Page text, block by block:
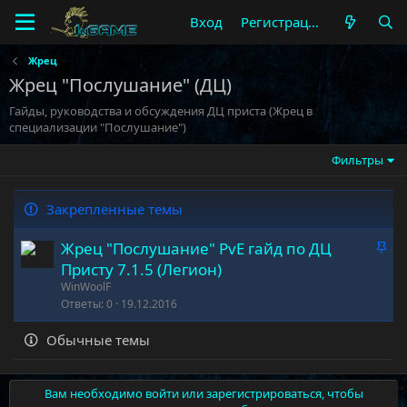
Вход Регистрация
Жрец
Жрец "Послушание" (ДЦ)
Гайды, руководства и обсуждения ДЦ приста (Жрец в
специализации "Послушание")
Фильтры
Закрепленные темы
З
е
е
Жрец "Послушание" PvE гайд по ДЦ
Присту 7.1.5 (Легион)
WinWoolF
Ответы 0 19.12.2016
Обычные темы
Вам необходимо войти или зарегистрироваться, чтобы